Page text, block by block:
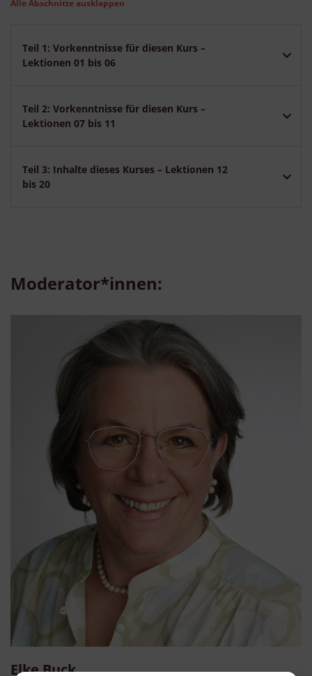
Alle Abschnitte ausklappen
Teil 1: Vorkenntnisse für diesen Kurs –
Lektionen 01 bis 06
Teil 2: Vorkenntnisse für diesen Kurs –
Lektionen 07 bis 11
Teil 3: Inhalte dieses Kurses – Lektionen 12
bis 20
Moderator*innen:
Elke Buck